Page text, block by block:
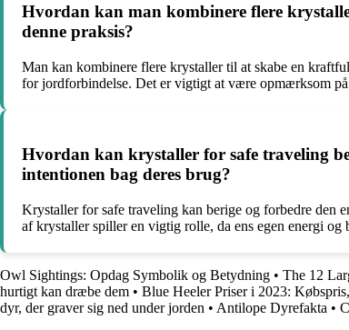
Hvordan kan man kombinere flere
denne praksis?
Man kan kombinere flere krystaller til at skabe en
for jordforbindelse. Det er vigtigt at være opmærksom på
Hvordan kan krystaller for safe traveling
intentionen bag deres brug?
Krystaller for safe traveling kan berige og forbedre den
af krystaller spiller en vigtig rolle, da ens egen energi
Owl Sightings: Opdag Symbolik og Betydning • The 12
hurtigt kan dræbe dem • Blue Heeler Priser i 2023:
dyr, der graver sig ned under jorden • Antilope Dyrefakta •